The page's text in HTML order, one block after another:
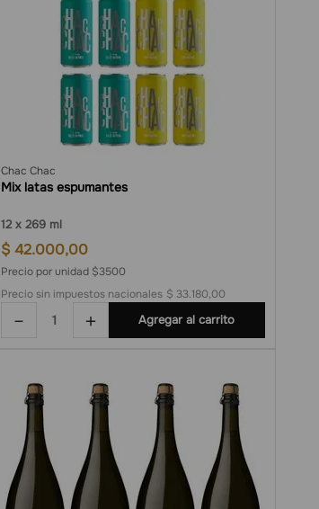
Chac Chac
Mix latas espumantes
12 269 ml
$ 42.000,00
Precio por unidad $3500
Precio sin impuestos nacionales $ 33.180,00
＋
－ Agregar al carrito